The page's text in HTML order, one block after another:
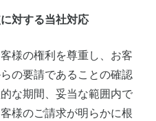
対する当社対応
様の権利を尊重し、お客
の要請であることの確認
な期間、妥当な範囲内で
様のご請求が明らかに根